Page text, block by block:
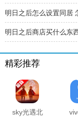
明日之后怎么设置同居
明日之后商店买什么东
精彩推荐
sky光遇北